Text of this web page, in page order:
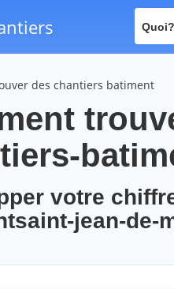
Quoi?
des chantiers batiment
votre
jean-de-